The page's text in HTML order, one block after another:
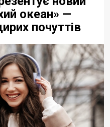
океан» —
почуттів